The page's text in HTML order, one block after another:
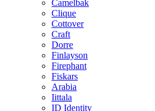
Camelbak
Clique
Cottover
Craft
Dorre
Finlayson
Firephant
Fiskars
Arabia
Iittala
ID Identity